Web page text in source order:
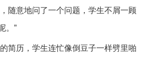
随意地问了一个问题，学生不屑一顾
。”
简历，学生连忙像倒豆子一样劈里啪